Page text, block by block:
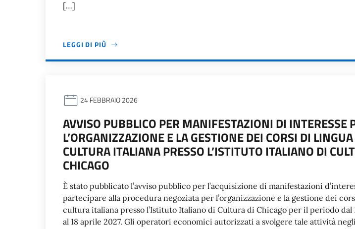
[…]
LEGGI DI PIÙ
24 FEBBRAIO 2026
AVVISO PUBBLICO PER MANIFESTAZIONI DI INTERESSE
L’ORGANIZZAZIONE E LA GESTIONE DEI CORSI DI
CULTURA ITALIANA PRESSO L’ISTITUTO ITALIANO DI
CHICAGO
È stato pubblicato l’avviso pubblico per l’acquisizione di manifestazioni
partecipare alla procedura negoziata per l’organizzazione e la gestione dei
cultura italiana presso l’Istituto Italiano di Cultura di Chicago per il periodo dal
al 18 aprile 2027. Gli operatori economici autorizzati a svolgere tale attività